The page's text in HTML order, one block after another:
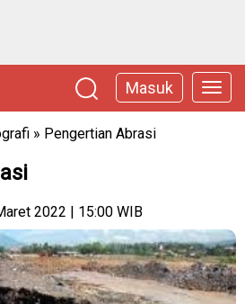
Masuk
» Pengertian Abrasi
2022 | 15:00 WIB